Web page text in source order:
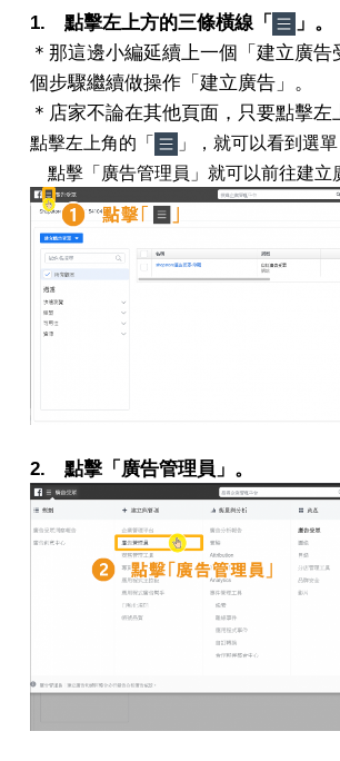
1. 點擊左上方的三條橫線「
」。
＊那這邊小編延續上一個「建立廣告
個步驟繼續做操作「建立廣告」。
＊店家不論在其他頁面，只要點擊左
點擊左上角的 「 」
，就可以看到選
點擊「廣告管理員」就可以前往建立
2. 點擊「廣告管理員」。